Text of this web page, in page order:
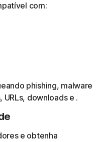
com:
phishing, malware
downloads e .
e obtenha